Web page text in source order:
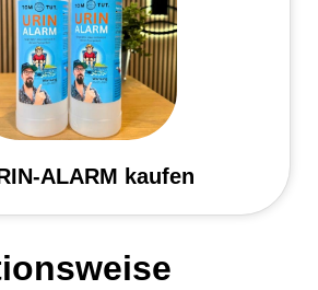
ALARM kaufen
🛒↗️ TOMTUT-SHOP